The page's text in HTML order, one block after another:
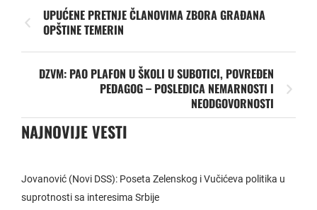
UPUĆENE PRETNJE ČLANOVIMA ZBORA GRAĐANA
OPŠTINE TEMERIN
DZVM: PAO PLAFON U ŠKOLI U SUBOTICI, POVREĐEN
PEDAGOG – POSLEDICA NEMARNOSTI I
NEODGOVORNOSTI
NAJNOVIJE VESTI
Jovanović (Novi DSS): Poseta Zelenskog i Vučićeva politika u
suprotnosti sa interesima Srbije